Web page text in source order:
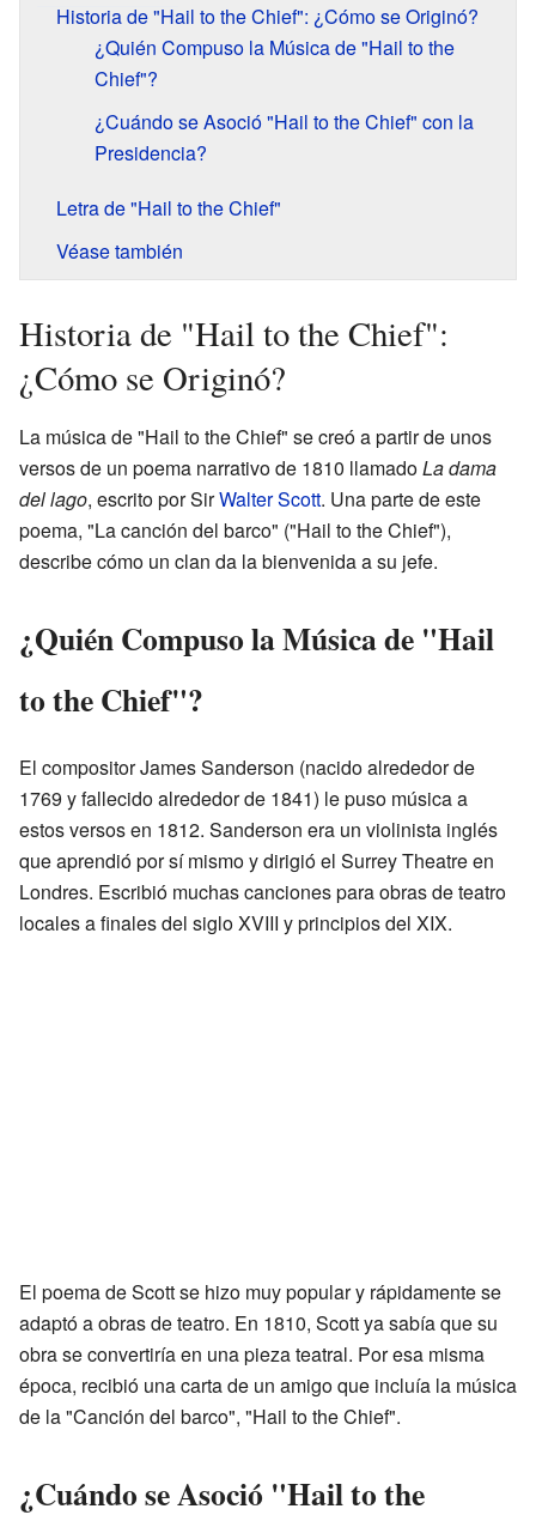
Historia de "Hail to the Chief": ¿Cómo se Originó?
¿Quién Compuso la Música de "Hail to the
Chief"?
¿Cuándo se Asoció "Hail to the Chief" con la
Presidencia?
Letra de "Hail to the Chief"
Véase también
Historia de "Hail to the Chief":
¿Cómo se Originó?
La música de "Hail to the Chief" se creó a partir de unos
versos de un poema narrativo de 1810 llamadoLa dama
del lago, escrito por SirWalter Scott. Una parte de este
poema, "La canción del barco" ("Hail to the Chief"),
describe cómo un clan da la bienvenida a su jefe.
¿Quién Compuso la Música de "Hail
to the Chief"?
El compositor James Sanderson (nacido alrededor de
1769 y fallecido alrededor de 1841) le puso música a
estos versos en 1812. Sanderson era un violinista inglés
que aprendió por sí mismo y dirigió el Surrey Theatre en
Londres. Escribió muchas canciones para obras de teatro
locales a finales del siglo XVIII y principios del XIX.
El poema de Scott se hizo muy popular y rápidamente se
adaptó a obras de teatro. En 1810, Scott ya sabía que su
obra se convertiría en una pieza teatral. Por esa misma
época, recibió una carta de un amigo que incluía la música
de la "Canción del barco", "Hail to the Chief".
¿Cuándo se Asoció "Hail to the